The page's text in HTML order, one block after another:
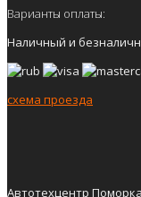
Варианты оплаты:
Наличный и
схема проезда
Автотехцентр